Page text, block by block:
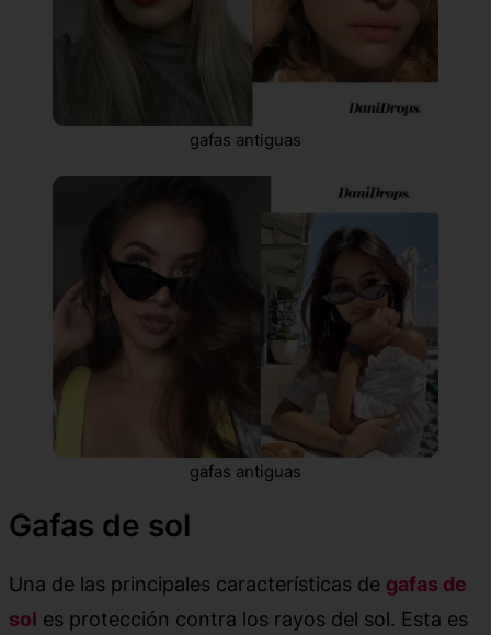
gafas antiguas
gafas antiguas
Gafas de sol
Una de las principales características de gafas de
sol es protección contra los rayos del sol. Esta es